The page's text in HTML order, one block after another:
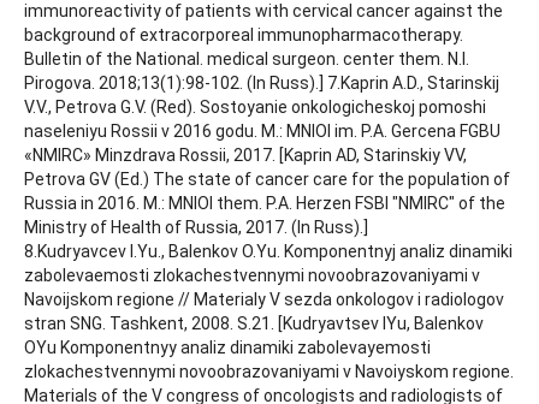
immunoreactivity of patients with cervical cancer against the
background of extracorporeal immunopharmacotherapy.
Bulletin of the National. medical surgeon. center them. N.I.
Pirogova. 2018;13(1):98-102. (In Russ).] 7.Kaprin A.D., Starinskij
V.V., Petrova G.V. (Red). Sostoyanie onkologicheskoj pomoshi
naseleniyu Rossii v 2016 godu. M.: MNIOI im. P.A. Gercena FGBU
«NMIRC» Minzdrava Rossii, 2017. [Kaprin AD, Starinskiy VV,
Petrova GV (Ed.) The state of cancer care for the population of
Russia in 2016. M.: MNIOI them. P.A. Herzen FSBI "NMIRC" of the
Ministry of Health of Russia, 2017. (In Russ).]
8.Kudryavcev I.Yu., Balenkov O.Yu. Komponentnyj analiz dinamiki
zabolevaemosti zlokachestvennymi novoobrazovaniyami v
Navoijskom regione // Materialy V sezda onkologov i radiologov
stran SNG. Tashkent, 2008. S.21. [Kudryavtsev IYu, Balenkov
OYu Komponentnyy analiz dinamiki zabolevayemosti
zlokachestvennymi novoobrazovaniyami v Navoiyskom regione.
Materials of the V congress of oncologists and radiologists of